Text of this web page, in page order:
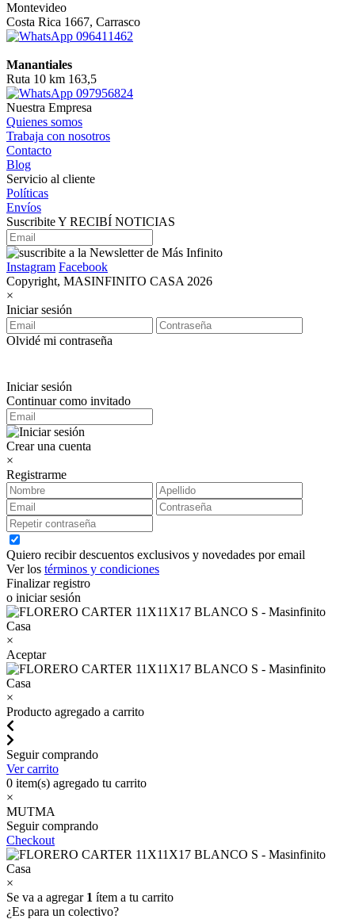
Montevideo
Costa Rica 1667, Carrasco
096411462
Manantiales
Ruta 10 km 163,5
097956824
Nuestra Empresa
Quienes somos
Trabaja con nosotros
Contacto
Blog
Servicio al cliente
Políticas
Envíos
Suscribite Y RECIBÍ NOTICIAS
Instagram Facebook
Copyright, MASINFINITO CASA 2026
×
Iniciar sesión
Olvidé mi contraseña
Iniciar sesión
Continuar como invitado
Crear una cuenta
×
Registrarme
Quiero recibir descuentos exclusivos y novedades por email
Ver los términos y condiciones
Finalizar registro
o iniciar sesión
×
Aceptar
×
Producto agregado a carrito
Seguir comprando
Ver carrito
0 item(s) agregado tu carrito
×
MUTMA
Seguir comprando
Checkout
×
Se va a agregar 1 ítem a tu carrito
¿Es para un colectivo?